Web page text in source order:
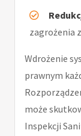
zagrożenia
Wdrożenie
prawnym
może
Inspekcji